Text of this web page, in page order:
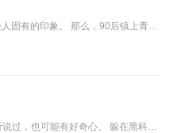
90后的标签是什么？ 购买力强，圈驱动，责任感极不稳定，观察力集中的时间短，这可能是很多人对这些年轻人固有的印象。 那么，90后镇上青年的标签是什么呢？ 迷茫的网络一代可能
大家应该都听说过中国的好声音。 说到歌唱比赛，大部分人会认为是音乐迷和娱乐活动家吧。 但是你可能没听说过，也可能有好奇心。 躲在黑科技深处静静敲代码的it创业者们，整天